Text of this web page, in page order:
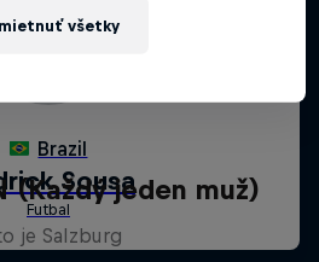
(Každý jeden muž)
je Salzburg
všetky